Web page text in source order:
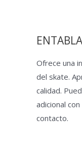
Ofrece una
del skate.
calidad.
adicional
contacto.